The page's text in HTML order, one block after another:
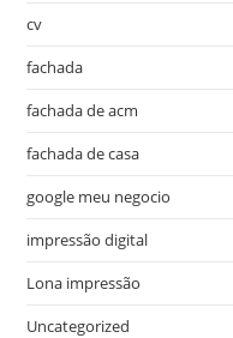
cv
fachada
fachada de acm
fachada de casa
google meu negocio
impressão digital
Lona impressão
Uncategorized